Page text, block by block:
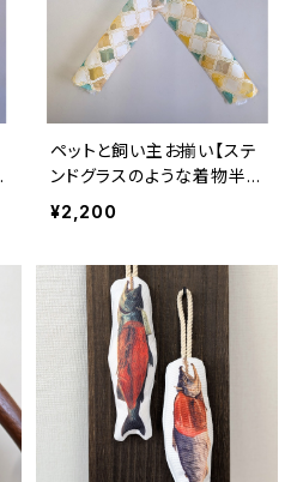
ペットと飼い主お揃い【ステ
ンドグラスのような着物半
衿】 透かし素材 オパー
ル生地 夏用 黄 緑
¥2,200